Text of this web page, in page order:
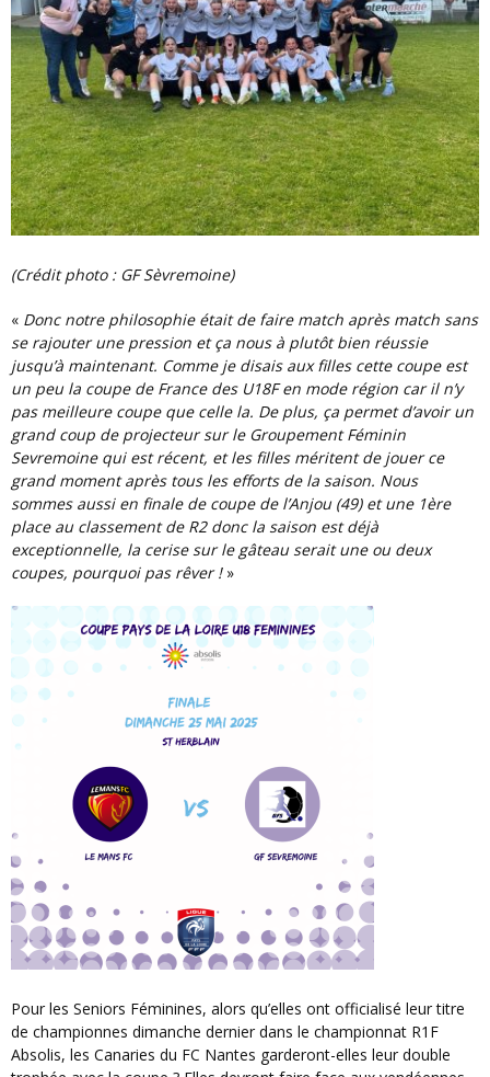
(Crédit photo : GF Sèvremoine)
« Donc notre philosophie était de faire match après match sans
se rajouter une pression et ça nous à plutôt bien réussie
jusqu’à maintenant. Comme je disais aux filles cette coupe est
un peu la coupe de France des U18F en mode région car il n’y
pas meilleure coupe que celle la. De plus, ça permet d’avoir un
grand coup de projecteur sur le Groupement Féminin
Sevremoine qui est récent, et les filles méritent de jouer ce
grand moment après tous les efforts de la saison. Nous
sommes aussi en finale de coupe de l’Anjou (49) et une 1ère
place au classement de R2 donc la saison est déjà
exceptionnelle, la cerise sur le gâteau serait une ou deux
coupes, pourquoi pas rêver !»
Pour les Seniors Féminines, alors qu’elles ont officialisé leur titre
de championnes dimanche dernier dans le championnat R1F
Absolis, les Canaries du FC Nantes garderont-elles leur double